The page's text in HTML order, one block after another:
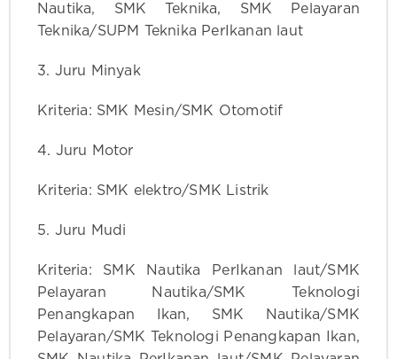
Nautika, SMK Teknika, SMK Pelayaran
Teknika/SUPM Teknika PerIkanan laut
3. Juru Minyak
Kriteria: SMK Mesin/SMK Otomotif
4. Juru Motor
Kriteria: SMK elektro/SMK Listrik
5. Juru Mudi
Kriteria: SMK Nautika PerIkanan laut/SMK
Pelayaran Nautika/SMK Teknologi
Penangkapan Ikan, SMK Nautika/SMK
Pelayaran/SMK Teknologi Penangkapan Ikan,